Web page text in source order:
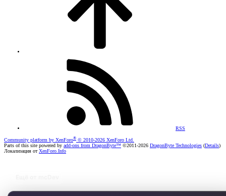
RSS
Community platform by XenForo® © 2010-2026 XenForo Ltd.
Parts of this site powered by add-ons from DragonByte™ ©2011-2026 DragonByte Technologies (Details)
Локализация отXenForo.Info